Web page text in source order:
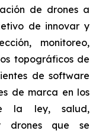
de drones a
de innovar y
monitoreo,
topográficos de
de software
de marca en los
la ley, salud,
drones que se